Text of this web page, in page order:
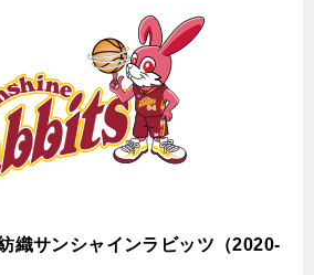
織サンシャインラビッツ（2020-